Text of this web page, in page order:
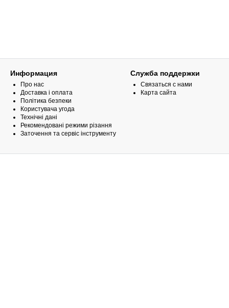
Информация
Про нас
Доставка і оплата
Політика безпеки
Користувача угода
Технічні дані
Рекомендовані режими різання
Заточення та сервіс інструменту
Служба поддержки
Связаться с нами
Карта сайта